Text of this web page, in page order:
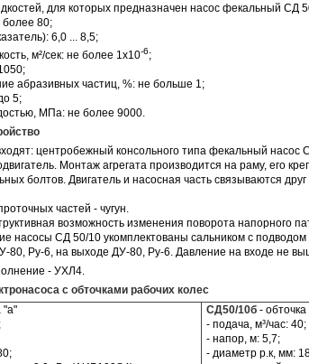
для которых предназначен насос фекальный СД
более 80;
6,0 ... 8,5;
м²/сек: не более 1x10-6;
абразивных частиц, %: не больше 1;
5;
МПа: не более 9000.
центробежный консольного типа фекальный насос
Монтаж агрегата производится на раму, его
болтов. Двигатель и насосная часть связываются
частей - чугун.
возможность изменения поворота напорного
насосы СД 50/10 укомплектованы сальником с
80, Ру-6, на выходе ДУ-80, Ру-6. Давление на входе не
- УХЛ4.
с обточками рабочих колес
"а"
СД50/10б - обточка
- подача, м³/час: 40;
- напор, м: 5,7;
- диаметр р.к, мм: